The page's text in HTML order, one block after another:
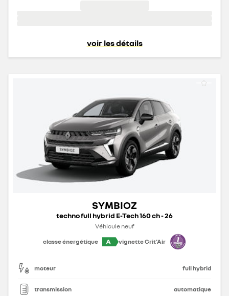
voir les détails
SYMBIOZ
techno full hybrid E-Tech 160 ch - 26
Véhicule neuf
classe énergétique
A vignette Crit'Air
moteur full hybrid
transmission automatique